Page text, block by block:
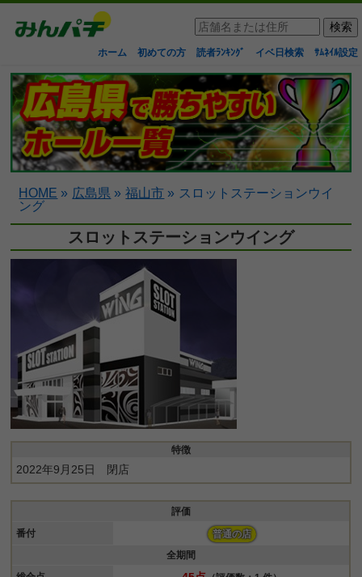
ホーム 初めての方 読者ﾗﾝｷﾝｸﾞ イベ日検索 ｻﾑﾈｲﾙ設定
HOME » 広島県 » 福山市 » スロットステーションウイ
ング
スロットステーションウイング
特徴
2022年9月25日 閉店
評価
番付
普通の店
全期間